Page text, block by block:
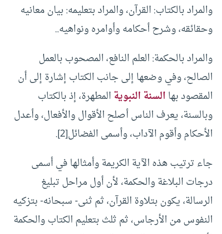
والمراد بالكتاب: القرآن، والمراد بتعليمه: بيان معانيه
وحقائقه، وشرح أحكامه وأوامره ونواهيه..
والمراد بالحكمة: العلم النافع، المصحوب بالعمل
الصالح، وفي وضعها إلى جانب الكتاب إشارة إلى أن
المقصود بهاالسنة النبويةالمطهرة، إذ بالكتاب
وبالسنة، يعرف الناس أصلح الأقوال والأفعال، وأعدل
الأحكام وأقوم الآداب، وأسمى الفضائل[2].
جاء ترتيب هذه الآية الكريمة وأمثالها في أسمى
درجات البلاغة والحكمة، لأن أول مراحل تبليغ
الرسالة، يكون بتلاوة القرآن، ثم ثنى- سبحانه- بتزكيه
النفوس من الأرجاس، ثم ثلث بتعليم الكتاب والحكمة